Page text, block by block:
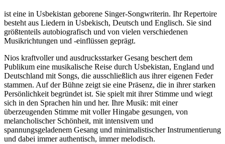
ist eine in Usbekistan geborene Singer-Songwriterin. Ihr Repertoire
besteht aus Liedern in Usbekisch, Deutsch und Englisch. Sie sind
größtenteils autobiografisch und von vielen verschiedenen
Musikrichtungen und -einflüssen geprägt.
Nios kraftvoller und ausdrucksstarker Gesang beschert dem
Publikum eine musikalische Reise durch Usbekistan, England und
Deutschland mit Songs, die ausschließlich aus ihrer eigenen Feder
stammen. Auf der Bühne zeigt sie eine Präsenz, die in ihrer starken
Persönlichkeit begründet ist. Sie spielt mit ihrer Stimme und wiegt
sich in den Sprachen hin und her. Ihre Musik: mit einer
überzeugenden Stimme mit voller Hingabe gesungen, von
melancholischer Schönheit, mit intensivem und
spannungsgeladenem Gesang und minimalistischer Instrumentierung
und dabei immer authentisch, immer melodisch.